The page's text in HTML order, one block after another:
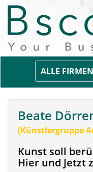
ALLE FIRMEN
Beate
(Künstlergruppe
Kunst soll
Hier und Jetzt